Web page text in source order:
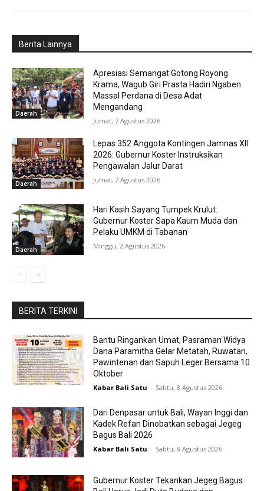
Berita Lainnya
Daerah
Apresiasi Semangat Gotong Royong
Krama, Wagub Giri Prasta Hadiri Ngaben
Massal Perdana di Desa Adat
Mengandang
Jumat, 7 Agustus 2026
Daerah
Lepas 352 Anggota Kontingen Jamnas XII
2026: Gubernur Koster Instruksikan
Pengawalan Jalur Darat
Jumat, 7 Agustus 2026
Daerah
Hari Kasih Sayang Tumpek Krulut:
Gubernur Koster Sapa Kaum Muda dan
Pelaku UMKM di Tabanan
Minggu, 2 Agustus 2026
BERITA TERKINI
Bantu Ringankan Umat, Pasraman Widya
Dana Paramitha Gelar Metatah, Ruwatan,
Pawintenan dan Sapuh Leger Bersama 10
Oktober
Kabar Bali Satu - Sabtu, 8 Agustus 2026
Dari Denpasar untuk Bali, Wayan Inggi dan
Kadek Refan Dinobatkan sebagai Jegeg
Bagus Bali 2026
Kabar Bali Satu - Sabtu, 8 Agustus 2026
Gubernur Koster Tekankan Jegeg Bagus